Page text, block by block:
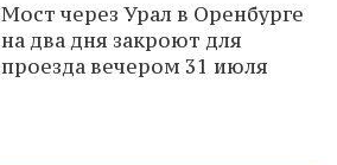
Мост через Урал в Оренбурге
на два дня закроют для
проезда вечером 31 июля